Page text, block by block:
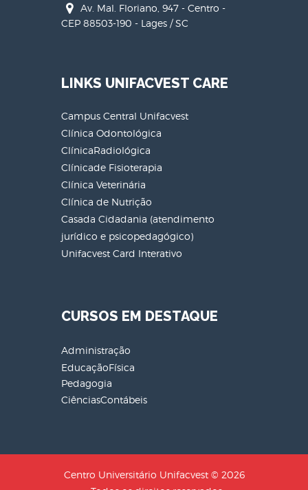
Av. Mal. Floriano, 947 - Centro -
CEP 88503-190 - Lages / SC
LINKS UNIFACVEST CARE
Campus Central Unifacvest
Clínica Odontológica
ClínicaRadiológica
Clínicade Fisioterapia
Clínica Veterinária
Clínica de Nutrição
Casada Cidadania (atendimento
jurídico e psicopedagógico)
Unifacvest Card Interativo
CURSOS EM DESTAQUE
Administração
EducaçãoFísica
Pedagogia
CiênciasContábeis
Centro Universitário Unifacvest © 2026